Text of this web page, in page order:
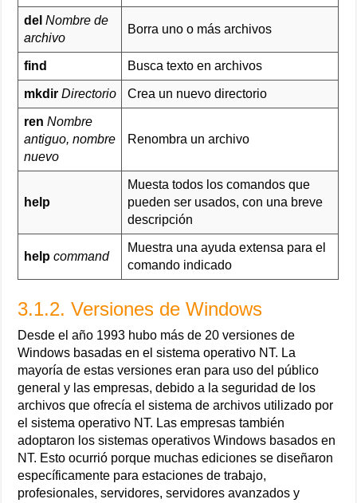
del Nombre de
archivo
Borra uno o más archivos
find Busca texto en archivos
mkdir Directorio Crea un nuevo directorio
ren Nombre
antiguo, nombre
nuevo
Renombra un archivo
help
Muesta todos los comandos que
pueden ser usados, con una breve
descripción
help command
Muestra una ayuda extensa para el
comando indicado
3.1.2. Versiones de Windows
Desde el año 1993 hubo más de 20 versiones de
Windows basadas en el sistema operativo NT. La
mayoría de estas versiones eran para uso del público
general y las empresas, debido a la seguridad de los
archivos que ofrecía el sistema de archivos utilizado por
el sistema operativo NT. Las empresas también
adoptaron los sistemas operativos Windows basados en
NT. Esto ocurrió porque muchas ediciones se diseñaron
específicamente para estaciones de trabajo,
profesionales, servidores, servidores avanzados y